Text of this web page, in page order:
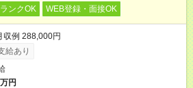
ンクOK WEB登録・面接OK
例 288,000円
給あり
円